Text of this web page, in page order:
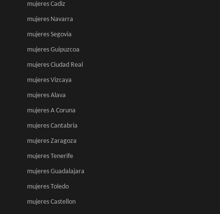
mujeres Cadiz
mujeres Navarra
mujeres Segovia
mujeres Guipuzcoa
mujeres Ciudad Real
mujeres Vizcaya
mujeres Alava
mujeres A Coruna
mujeres Cantabria
mujeres Zaragoza
mujeres Tenerife
mujeres Guadalajara
mujeres Toledo
mujeres Castellon